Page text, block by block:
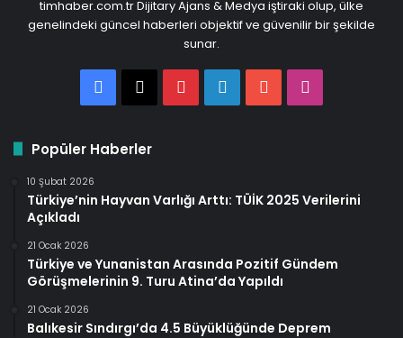
timhaber.com.tr Dijitary Ajans & Medya iştiraki olup, ülke
genelindeki güncel haberleri objektif ve güvenilir bir şekilde
sunar.
Facebook
X PinterestLinkedInYouTube
Popüler Haberler
10 Şubat 2026
Türkiye’nin Hayvan Varlığı Arttı: TÜİK 2025 Verilerini
Açıkladı
21 Ocak 2026
Türkiye ve Yunanistan Arasında Pozitif Gündem
Görüşmelerinin 9. Turu Atina’da Yapıldı
21 Ocak 2026
Balıkesir Sındırgı’da 4.5 Büyüklüğünde Deprem